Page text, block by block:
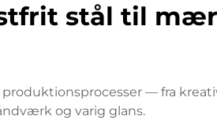
stål til
— fra
og varig glans.